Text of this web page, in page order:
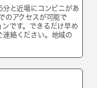
分と近場にコンビニがあ
のアクセスが可能で
です。できるだけ早め
連絡ください。地域の